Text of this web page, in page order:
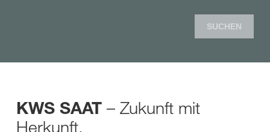
SUCHEN
KWS SAAT – Zukunft mit
Herkunft.